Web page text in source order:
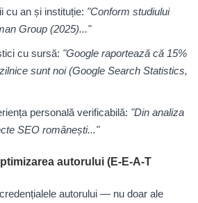
cu an și instituție: "Conform studiului
Group (2025)..."
cu sursă: "Google raportează că 15%
sunt noi (Google Search Statistics,
personală verificabilă: "Din analiza
SEO românești..."
autorului (E-E-A-T
autorului — nu doar ale